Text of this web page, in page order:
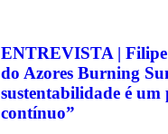
ENTREVISTA |
do Azores Burning
sustentabilidade é um
contínuo”